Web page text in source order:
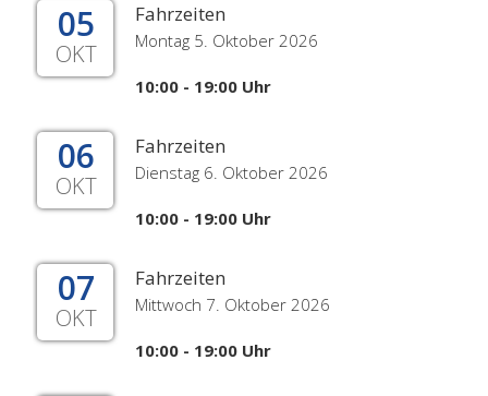
05
OKT
Fahrzeiten
Montag 5. Oktober 2026
10:00 - 19:00 Uhr
06
OKT
Fahrzeiten
Dienstag 6. Oktober 2026
10:00 - 19:00 Uhr
07
OKT
Fahrzeiten
Mittwoch 7. Oktober 2026
10:00 - 19:00 Uhr